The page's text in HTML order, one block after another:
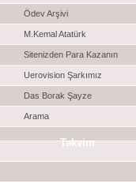
Ödev Arşivi
M.Kemal Atatürk
Sitenizden Para Kazanın
Uerovision Şarkımız
Das Borak Şayze
Arama
Takvim